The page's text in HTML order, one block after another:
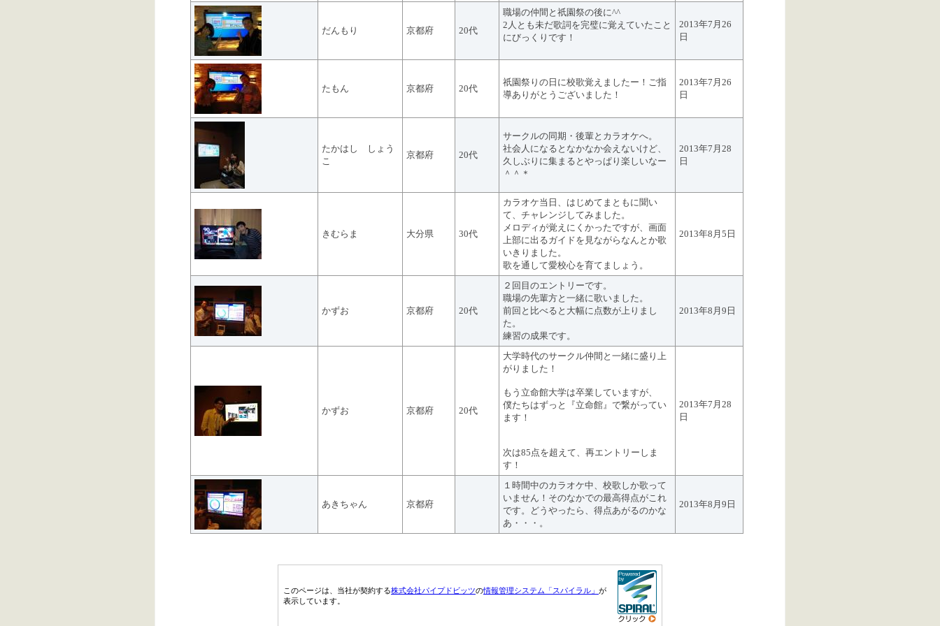
だんもり 京都府 20代
職場の仲間と祇園祭の後に^^
2人とも未だ歌詞を完璧に覚えていたこと
にびっくりです！
2013年7月26
日
たもん 京都府 20代
祇園祭りの日に校歌覚えましたー！ご指
導ありがとうございました！
2013年7月26
日
たかはし しょう
こ
京都府 20代
サークルの同期・後輩とカラオケへ。
社会人になるとなかなか会えないけど、
久しぶりに集まるとやっぱり楽しいなー
＾＾＊
2013年7月28
日
きむらま 大分県 30代
カラオケ当日、はじめてまともに聞い
て、チャレンジしてみました。
メロディが覚えにくかったですが、画面
上部に出るガイドを見ながらなんとか歌
いきりました。
歌を通して愛校心を育てましょう。
2013年8月5日
かずお 京都府 20代
２回目のエントリーです。
職場の先輩方と一緒に歌いました。
前回と比べると大幅に点数が上りまし
た。
練習の成果です。
2013年8月9日
かずお 京都府 20代
大学時代のサークル仲間と一緒に盛り上
がりました！
もう立命館大学は卒業していますが、
僕たちはずっと『立命館』で繋がってい
ます！
次は85点を超えて、再エントリーしま
す！
2013年7月28
日
あきちゃん 京都府
１時間中のカラオケ中、校歌しか歌って
いません！そのなかでの最高得点がこれ
です。どうやったら、得点あがるのかな
あ・・・。
2013年8月9日
このページは、当社が契約する株式会社パイプドビッツの情報管理システム「スパイラル」 が
表示しています。